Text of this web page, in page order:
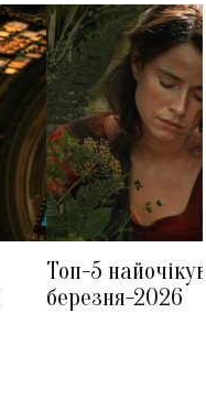
Топ-5
березня-2026